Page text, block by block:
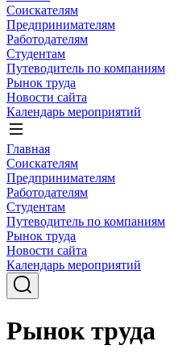
Соискателям
Предпринимателям
Работодателям
Студентам
Путеводитель по компаниям
Рынок труда
Новости сайта
Календарь мероприятий
Главная
Соискателям
Предпринимателям
Работодателям
Студентам
Путеводитель по компаниям
Рынок труда
Новости сайта
Календарь мероприятий
Рынок труда